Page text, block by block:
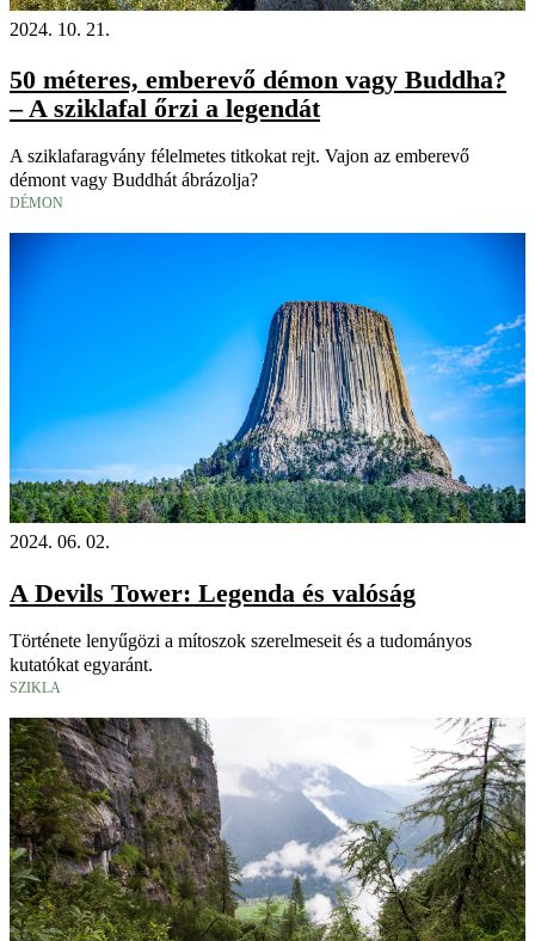
2024. 10. 21.
50 méteres, emberevő démon vagy Buddha?
– A sziklafal őrzi a legendát
A sziklafaragvány félelmetes titkokat rejt. Vajon az emberevő
démont vagy Buddhát ábrázolja?
DÉMON
2024. 06. 02.
A Devils Tower: Legenda és valóság
Története lenyűgözi a mítoszok szerelmeseit és a tudományos
kutatókat egyaránt.
SZIKLA